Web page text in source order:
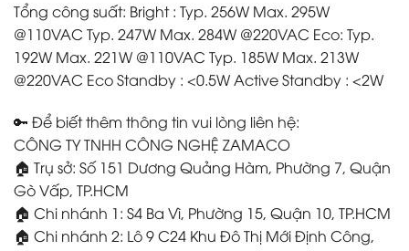
Tổng công suất: Bright : Typ. 256W Max. 295W
@110VAC Typ. 247W Max. 284W @220VAC Eco: Typ.
192W Max. 221W @110VAC Typ. 185W Max. 213W
@220VAC Eco Standby : <0.5W Active Standby : <2W
🔑 Để biết thêm thông tin vui lòng liên hệ:
CÔNG TY TNHH CÔNG NGHỆ ZAMACO
🏠 Trụ sở: Số 151 Dương Quảng Hàm, Phường 7, Quận
Gò Vấp, TP.HCM
🏠 Chi nhánh 1: S4 Ba Vì, Phường 15, Quận 10, TP.HCM
🏠 Chi nhánh 2: Lô 9 C24 Khu Đô Thị Mới Định Công,